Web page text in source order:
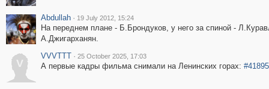
Abdullah · 19 July 2012, 15:24
На переднем плане - Б.Брондуков, у него за спиной -
А.Джигарханян.
V
VVVTTT · 25 October 2025, 17:03
А первые кадры фильма снимали на Ленинских горах: